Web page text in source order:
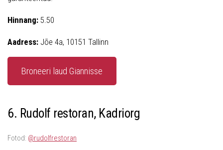
Hinnang: 5.50
Aadress: Jõe 4a, 10151 Tallinn
Broneeri laud Giannisse
6. Rudolf restoran, Kadriorg
Fotod: @rudolfrestoran